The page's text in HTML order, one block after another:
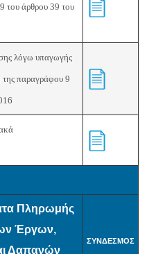
του άρθρου 39 του
λόγω υπαγωγής
της παραγράφου 9
Πληρωμής
Έργων,
Δαπανών
ΣΥΝΔΕΣΜΟΣ